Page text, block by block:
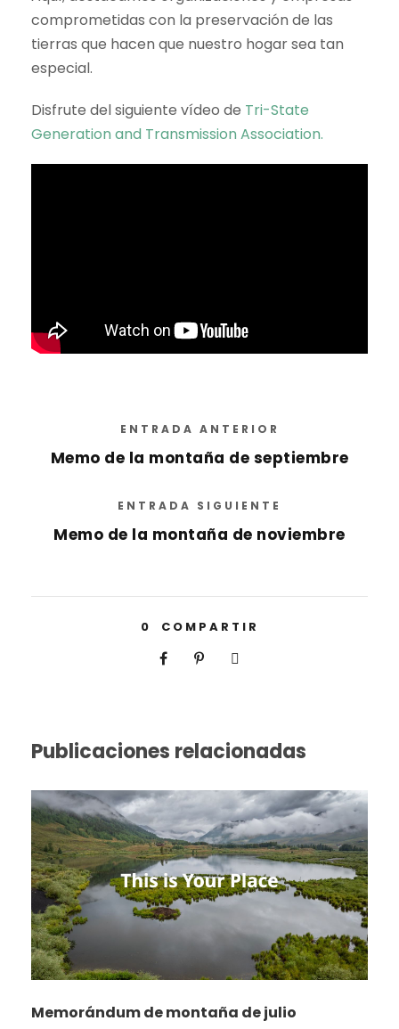
comprometidas con la preservación de las
tierras que hacen que nuestro hogar sea tan
especial.
Disfrute del siguiente vídeo de Tri-State
Generation and Transmission Association.
ENTRADA ANTERIOR
Memo de la montaña de septiembre
ENTRADA SIGUIENTE
Memo de la montaña de noviembre
0 COMPARTIR
Publicaciones relacionadas
Memorándum de montaña de julio